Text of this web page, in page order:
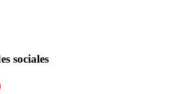
sociales